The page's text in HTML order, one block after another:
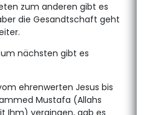
zum anderen gibt es
die Gesandtschaft geht
nächsten gibt es
ehrenwerten Jesus bis
Mustafa (Allahs
Ihm) vergingen, gab es